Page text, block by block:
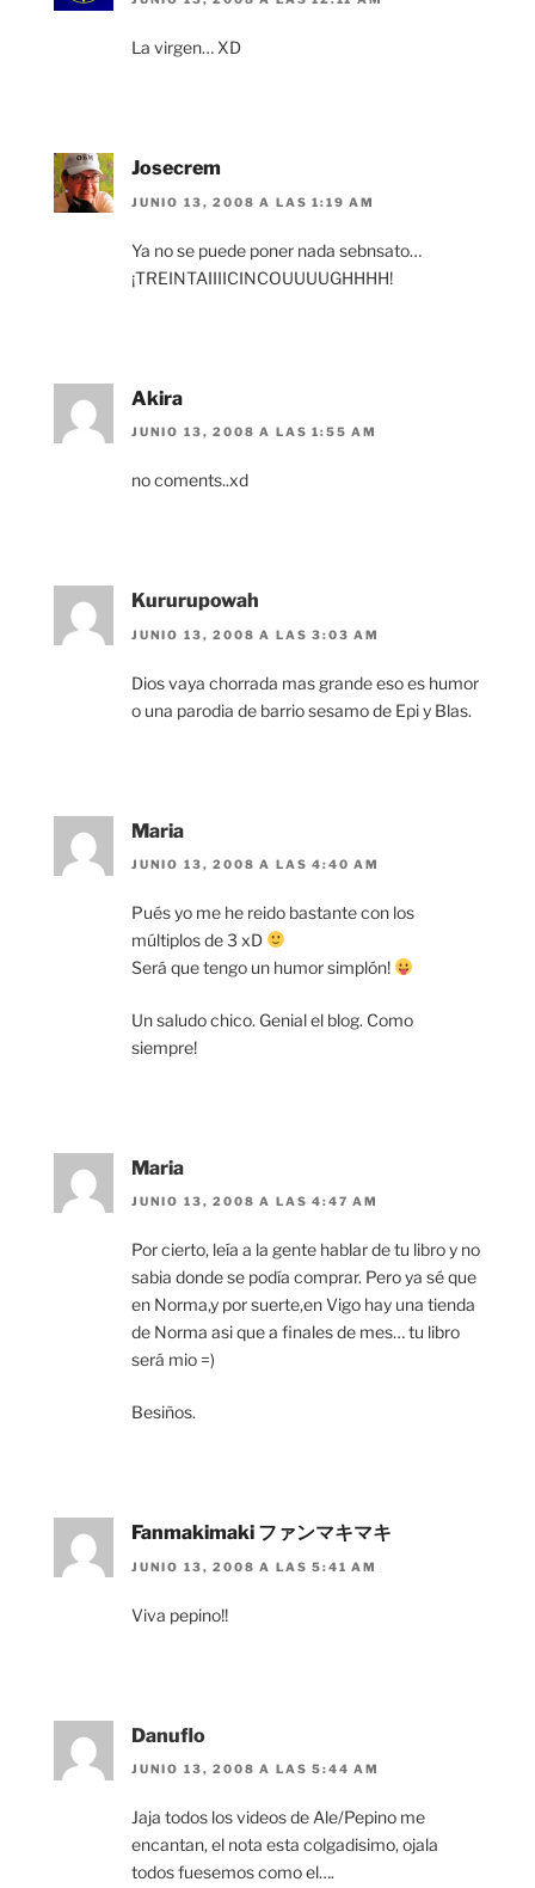
La virgen… XD
Josecrem
JUNIO 13, 2008 A LAS 1:19 AM
Ya no se puede poner nada sebnsato…
¡TREINTAIIIICINCOUUUUGHHHH!
Akira
JUNIO 13, 2008 A LAS 1:55 AM
no coments..xd
Kururupowah
JUNIO 13, 2008 A LAS 3:03 AM
Dios vaya chorrada mas grande eso es humor
o una parodia de barrio sesamo de Epi y Blas.
Maria
JUNIO 13, 2008 A LAS 4:40 AM
Pués yo me he reido bastante con los
múltiplos de 3 xD
Será que tengo un humor simplón!
Un saludo chico. Genial el blog. Como
siempre!
Maria
JUNIO 13, 2008 A LAS 4:47 AM
Por cierto, leía a la gente hablar de tu libro y no
sabia donde se podía comprar. Pero ya sé que
en Norma,y por suerte,en Vigo hay una tienda
de Norma asi que a finales de mes… tu libro
será mio =)
Besiños.
Fanmakimaki ファンマキマキ
JUNIO 13, 2008 A LAS 5:41 AM
Viva pepino!!
Danuflo
JUNIO 13, 2008 A LAS 5:44 AM
Jaja todos los videos de Ale/Pepino me
encantan, el nota esta colgadisimo, ojala
todos fuesemos como el….